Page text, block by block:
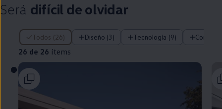
Será difícil de olvidar
Todos (26) Diseño (3) Tecnología (9) Confort
26 de 26 ítems
26 de 26 ítems